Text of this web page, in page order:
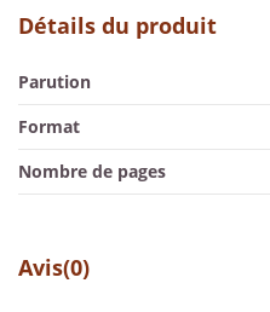
Détails du produit
Parution
Format
Nombre de pages
Avis(0)